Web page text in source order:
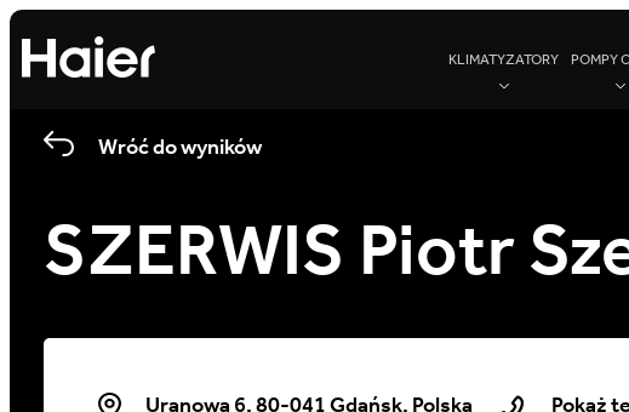
KLIMATYZATORY POMPY
Wróć do wyników
SZERWIS Piotr
Uranowa 6, 80-041 Gdańsk, Polska
Pokaż